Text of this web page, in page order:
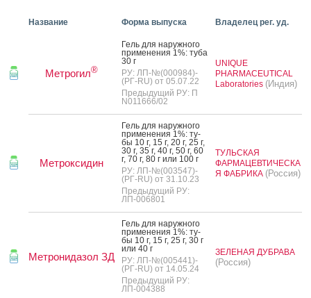
Название Форма выпуска Владелец рег. уд.
Метрогил®
Гель для на­руж­но­го
при­мене­ния 1%: ту­ба
30 г
РУ: ЛП-№(000984)-
(РГ-RU) от 05.07.22
Предыдущий РУ: П
N011666/02
UNIQUE
PHARMACEUTICAL
Laboratories (Индия)
Метроксидин
Гель для на­руж­но­го
при­мене­ния 1%: ту­
бы 10 г, 15 г, 20 г, 25 г,
30 г, 35 г, 40 г, 50 г, 60
г, 70 г, 80 г или 100 г
РУ: ЛП-№(003547)-
(РГ-RU) от 31.10.23
Предыдущий РУ:
ЛП-006801
ТУЛЬСКАЯ
ФАРМАЦЕВТИЧЕСКА
Я ФАБРИКА (Россия)
Метронидазол ЗД
Гель для на­руж­но­го
при­мене­ния 1%: ту­
бы 10 г, 15 г, 25 г, 30 г
или 40 г
РУ: ЛП-№(005441)-
(РГ-RU) от 14.05.24
Предыдущий РУ:
ЛП-004388
ЗЕЛЕНАЯ ДУБРАВА
(Россия)